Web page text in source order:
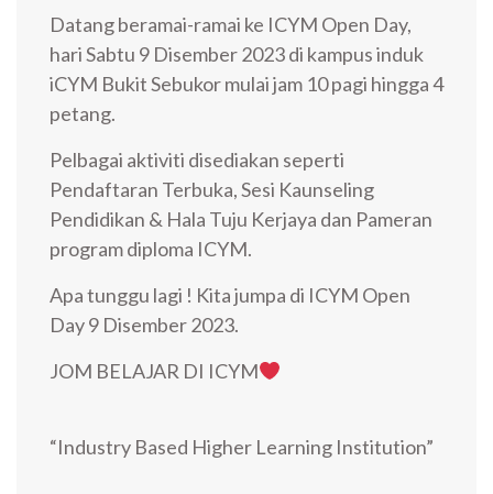
Datang beramai-ramai ke ICYM Open Day,
hari Sabtu 9 Disember 2023 di kampus induk
iCYM Bukit Sebukor mulai jam 10 pagi hingga 4
petang.
Pelbagai aktiviti disediakan seperti
Pendaftaran Terbuka, Sesi Kaunseling
Pendidikan & Hala Tuju Kerjaya dan Pameran
program diploma ICYM.
Apa tunggu lagi ! Kita jumpa di ICYM Open
Day 9 Disember 2023.
JOM BELAJAR DI ICYM
“Industry Based Higher Learning Institution”